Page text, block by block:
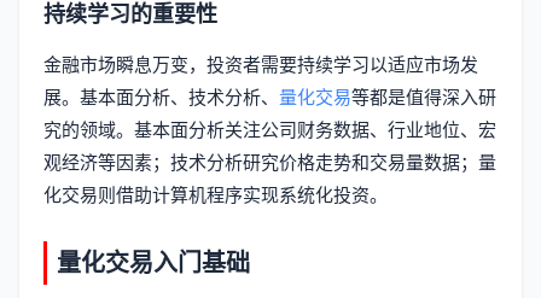
持续学习的重要性
金融市场瞬息万变，投资者需要持续学习以适应市场发
展。基本面分析、技术分析、 量化交易等都是值得深入研
究的领域。基本面分析关注公司财务数据、行业地位、宏
观经济等因素；技术分析研究价格走势和交易量数据；量
化交易则借助计算机程序实现系统化投资。
量化交易入门基础